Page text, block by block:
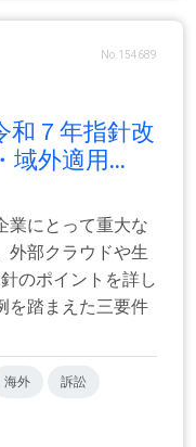
No.154689
７年指針改
域外適用...
業にとって重大な
外部クラウドや生
のポイントを詳し
を踏まえた三要件
海外 訴訟